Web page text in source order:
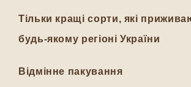
Тільки кращі сорти, які
будь-якому регіоні України
Відмінне пакування